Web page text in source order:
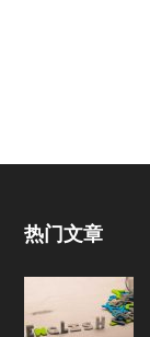
热门文章